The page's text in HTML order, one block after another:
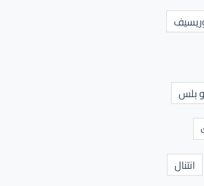
بلس
انتنال